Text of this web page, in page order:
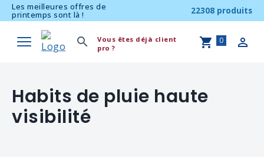
Les meilleures offres de
printemps sont là ! 22308 produits
Vous êtes déjà client
pro ?
0
Habits de pluie haute
visibilité